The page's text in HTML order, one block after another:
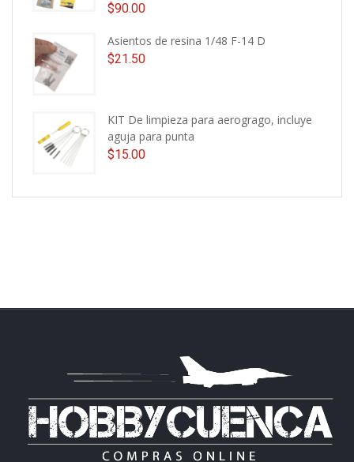
$90.00
Asientos de resina 1/48 F-14 D
$21.50
KIT De limpieza para aerogrago, incluye
aguja para punta
$15.00